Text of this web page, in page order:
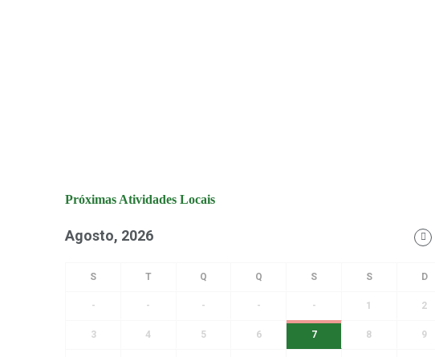
Próximas Atividades Locais
Agosto, 2026
- - - - - 1 2
3 4 5 6 7 8 9